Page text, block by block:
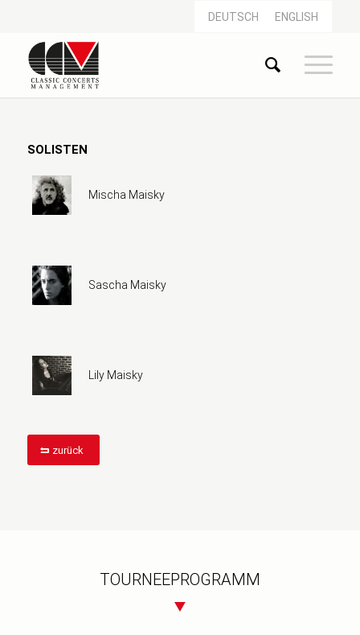
DEUTSCH ENGLISH
SOLISTEN
Mischa Maisky
Sascha Maisky
Lily Maisky
zurück
TOURNEEPROGRAMM